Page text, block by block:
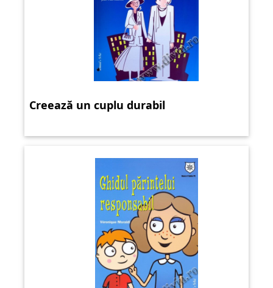
Creează un cuplu durabil